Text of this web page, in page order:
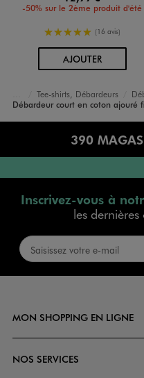
-50% sur le 2ème produit d'été
5/5 de moyenne
(16 avis)
AJOUTERAU PANIER
Accueil
Fille
Vêtements
Tee-shirts, Débardeurs
Débardeur court en coton ajouré
390
Inscrivez-vous à
les
MON SHOPPING EN LIGNE
NOS SERVICES